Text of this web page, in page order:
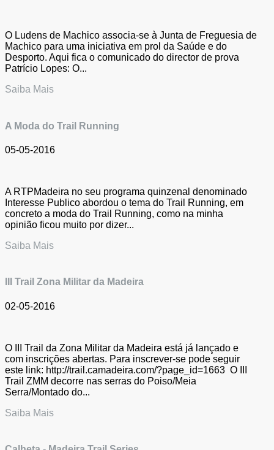
O Ludens de Machico associa-se à Junta de Freguesia de
Machico para uma iniciativa em prol da Saúde e do
Desporto. Aqui fica o comunicado do director de prova
Patrício Lopes: O...
Saiba Mais
A Moda do Trail Running
05-05-2016
A RTPMadeira no seu programa quinzenal denominado
Interesse Publico abordou o tema do Trail Running, em
concreto a moda do Trail Running, como na minha
opinião ficou muito por dizer...
Saiba Mais
III Trail Zona Militar da Madeira
02-05-2016
O III Trail da Zona Militar da Madeira está já lançado e
com inscrições abertas. Para inscrever-se pode seguir
este link: http://trail.camadeira.com/?page_id=1663 O III
Trail ZMM decorre nas serras do Poiso/Meia
Serra/Montado do...
Saiba Mais